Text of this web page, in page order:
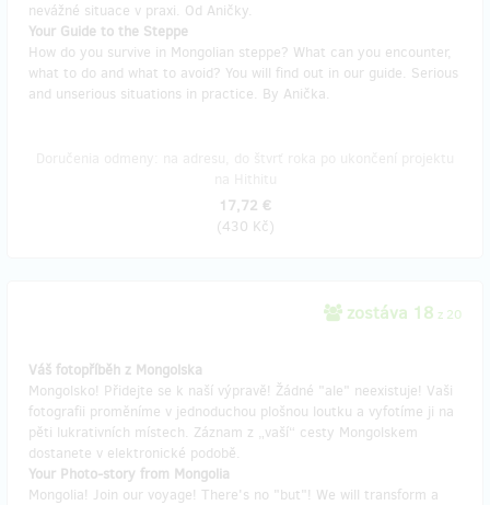
nevážné situace v praxi. Od Aničky.
Your Guide to the Steppe
How do you survive in Mongolian steppe? What can you encounter,
what to do and what to avoid? You will find out in our guide. Serious
and unserious situations in practice. By Anička.
17,72 €
(430 Kč)
zostáva 18 z 20
Váš fotopříběh z Mongolska
Mongolsko! Přidejte se k naší výpravě! Žádné "ale" neexistuje! Vaši
fotografii proměníme v jednoduchou plošnou loutku a vyfotíme ji na
pěti lukrativních místech. Záznam z „vaší“ cesty Mongolskem
dostanete v elektronické podobě.
Your Photo-story from Mongolia
Mongolia! Join our voyage! There's no "but"! We will transform a